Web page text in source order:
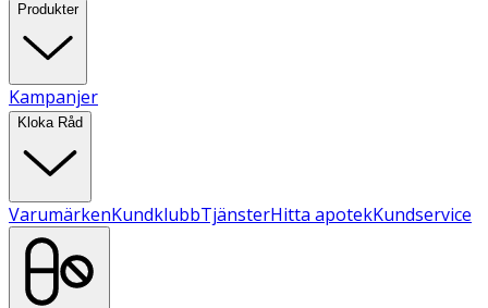
Produkter
Kampanjer
Kloka Råd
VarumärkenKundklubbTjänsterHitta apotekKundservice